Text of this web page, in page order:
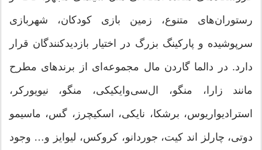
رستوران‌های متنوع، زمین بازی کودکان، شهربازی
سرپوشیده و پارکینگ بزرگ در اختیار بازدیدکنندگان قرار
دارد. در دالما گاردن مال مجموعه‌ای از برندهای مطرح
مانند زارا، منگو، ال‌سی‌وایکیکی، منگو، نیویورکر،
استرادیواریوس، برشکا، نایکی، اسکیچرز، گس، ماسیمو
دوتی، چارلز اند کیت، جوردانو، کروکس، لیوایز و… وجود